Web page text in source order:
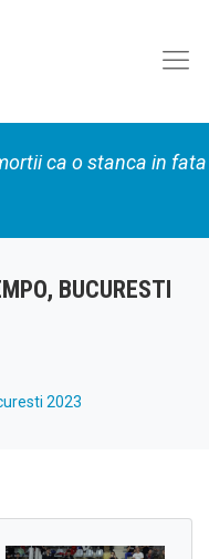
ca o stanca in fata
BUCURESTI
2023